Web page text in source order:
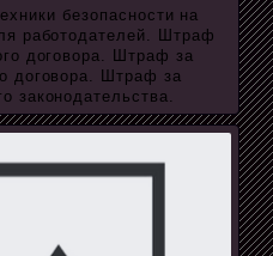
безопасности на
работодателей. Штраф
договора. Штраф за
договора. Штраф за
законодательства.